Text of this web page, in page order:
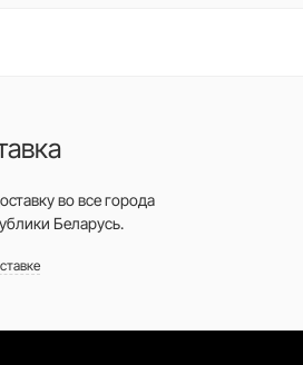
во все города
Беларусь.